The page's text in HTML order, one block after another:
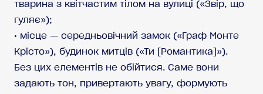
тварина з квітчастим тілом на вулиці («Звір, що
гуляє»);
• місце — середньовічний замок («Граф Монте
Крісто»), будинок митців («Ти [Романтика]»).
Без цих елементів не обійтися. Саме вони
задають тон, привертають увагу, формують